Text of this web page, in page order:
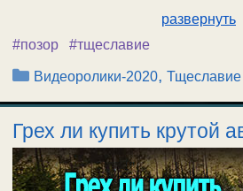
развернуть
#позор
#тщеславие
Рубрики
Видеоролики-2020,Тщеславие
Грех ли купить крутой